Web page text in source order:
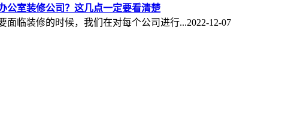
公室装修公司？这几点一定要看清楚
面临装修的时候，我们在对每个公司进行...2022-12-07